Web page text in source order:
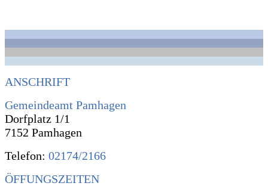
ANSCHRIFT
Gemeindeamt Pamhagen
Dorfplatz 1/1
7152 Pamhagen
Telefon: 02174/2166
ÖFFUNGSZEITEN